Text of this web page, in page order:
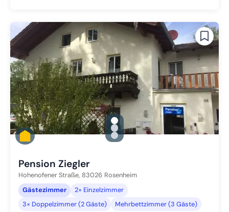
gallery.slide_selector
Zu Slide 1 wechseln
Zu Slide 2 wechseln
Zu Slide 3 wechseln
Pension Ziegler
Hohenofener Straße, 83026 Rosenheim
Gästezimmer
2× Einzelzimmer
3× Doppelzimmer (2 Gäste)
Mehrbettzimmer (3 Gäste)